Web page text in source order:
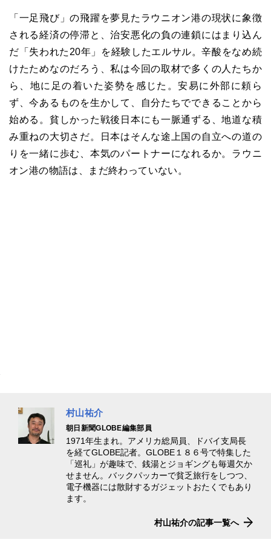
「一足飛び」の飛躍を夢見たラウニオン港の現状に象徴
される経済の停滞と、治安悪化の負の連鎖にはまり込ん
だ「失われた20年」を経験したエルサル。辛酸をなめ続
けたためなのだろう、私は今回の取材で多くの人たちか
ら、地に足の着いた姿勢を感じた。安易に外部に頼ら
ず、今あるものを生かして、自分たちでできることから
始める。貧しかった戦後日本にも一脈通ずる、地道な積
み重ねの大切さだ。日本はそんな途上国の自立への道の
りを一緒に歩む、本気のパートナーになれるか。ラウニ
オン港の物語は、まだ終わっていない。
村山祐介
朝日新聞GLOBE編集部員
1971年生まれ。アメリカ総局員、ドバイ支局長
を経てGLOBE記者。GLOBE１８６号で特集した
「巡礼」が趣味で、銭湯とジョギングも毎週欠か
せません。バックパッカーで貧乏旅行をしつつ、
電子機器には散財するガジェットおたくでもあり
ます。
村山祐介の記事一覧へ